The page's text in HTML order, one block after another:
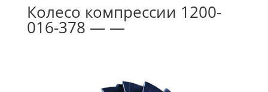
Колесо компрессии 1200-
016-378 — —